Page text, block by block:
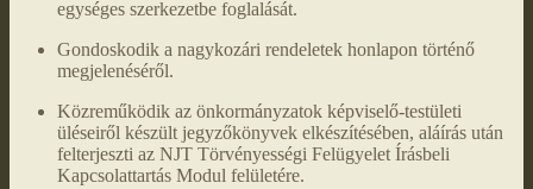
egységes szerkezetbe foglalását.
Gondoskodik a nagykozári rendeletek honlapon történő
megjelenéséről.
Közreműködik az önkormányzatok képviselő-testületi
üléseiről készült jegyzőkönyvek elkészítésében, aláírás után
felterjeszti az NJT Törvényességi Felügyelet Írásbeli
Kapcsolattartás Modul felületére.